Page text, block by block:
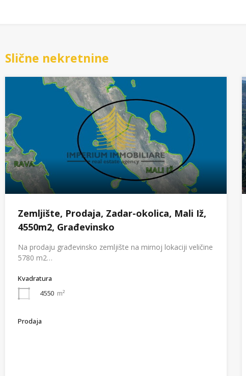
Slične nekretnine
Zemljište, Prodaja, Zadar-okolica, Mali Iž,
4550m2, Građevinsko
Na prodaju građevinsko zemljište na mirnoj lokaciji veličine
5780 m2…
Kvadratura
4550 m²
Prodaja